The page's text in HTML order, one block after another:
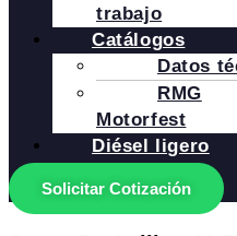
trabajo
Catálogos
Datos
RMG
Motorfest
Diésel ligero
Solicitar Cotización